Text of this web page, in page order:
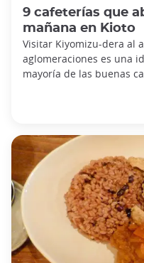
9 cafeterías que
mañana en Kioto
Visitar Kiyomizu-dera al
aglomeraciones es una
mayoría de las buenas